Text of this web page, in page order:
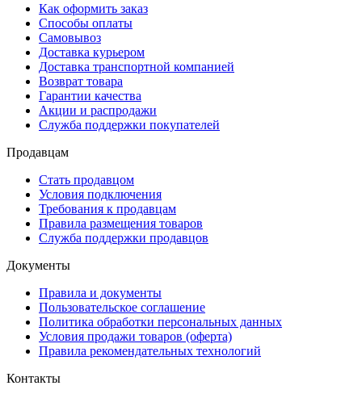
Как оформить заказ
Способы оплаты
Самовывоз
Доставка курьером
Доставка транспортной компанией
Возврат товара
Гарантии качества
Акции и распродажи
Служба поддержки покупателей
Продавцам
Стать продавцом
Условия подключения
Требования к продавцам
Правила размещения товаров
Служба поддержки продавцов
Документы
Правила и документы
Пользовательское соглашение
Политика обработки персональных данных
Условия продажи товаров (оферта)
Правила рекомендательных технологий
Контакты